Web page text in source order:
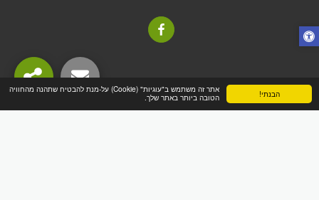
הבנתי!
אתר זה משתמש ב"עוגיות" (Cookie) על-מנת להבטיח שתהנה מהחוויה
הטובה ביותר באתר שלך.